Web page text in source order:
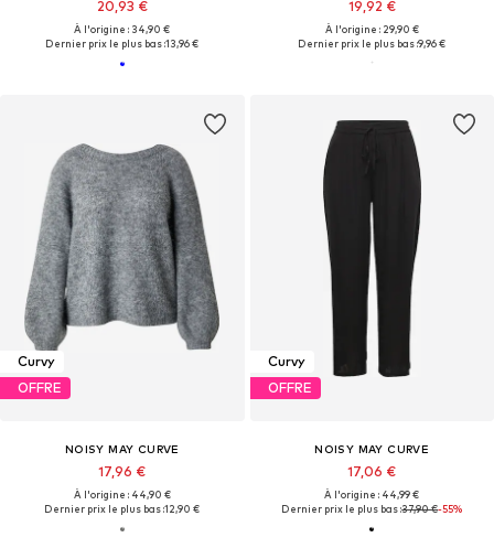
20,93 €
À l'origine : 34,90 €
Dernier prix le plus bas :13,96 €
19,92 €
À l'origine : 29,90 €
Dernier prix le plus bas :9,96 €
Curvy
OFFRE
NOISY MAY CURVE
17,96 €
À l'origine : 44,90 €
Dernier prix le plus bas :12,90 €
Curvy
OFFRE
NOISY MAY CURVE
17,06 €
À l'origine : 44,99 €
Dernier prix le plus bas :37,90 €-55%